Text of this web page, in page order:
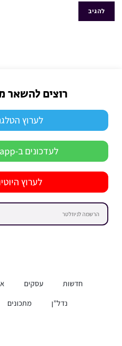
רוצים להשאר
לערוץ
לעדכונים ב-Whatsapp
לערוץ
חדשות עסקים
נדל”ן
מתכונים